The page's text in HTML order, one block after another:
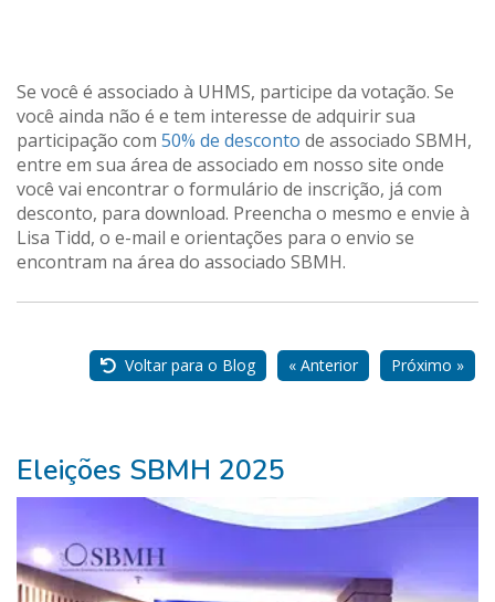
Se você é associado à UHMS, participe da votação. Se
você ainda não é e tem interesse de adquirir sua
participação com 50% de desconto de associado SBMH,
entre em sua área de associado em nosso site onde
você vai encontrar o formulário de inscrição, já com
desconto, para download. Preencha o mesmo e envie à
Lisa Tidd, o e-mail e orientações para o envio se
encontram na área do associado SBMH.
ParceirosVoltar para o Blog « Anterior Próximo »
Eleições SBMH 2025